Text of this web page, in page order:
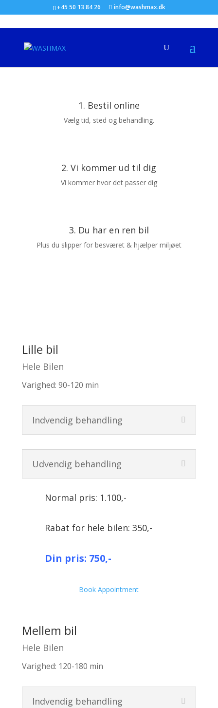
+45 50 13 84 26 info@washmax.dk
1. Bestil online
Vælg tid, sted og behandling.
2. Vi kommer ud til dig
Vi kommer hvor det passer dig
3. Du har en ren bil
Plus du slipper for besværet & hjælper miljøet
Lille bil
Hele Bilen
Varighed: 90-120 min
Indvendig behandling
Udvendig behandling
Normal pris: 1.100,-
Rabat for hele bilen: 350,-
Din pris: 750,-
Book Appointment
Mellem bil
Hele Bilen
Varighed: 120-180 min
Indvendig behandling